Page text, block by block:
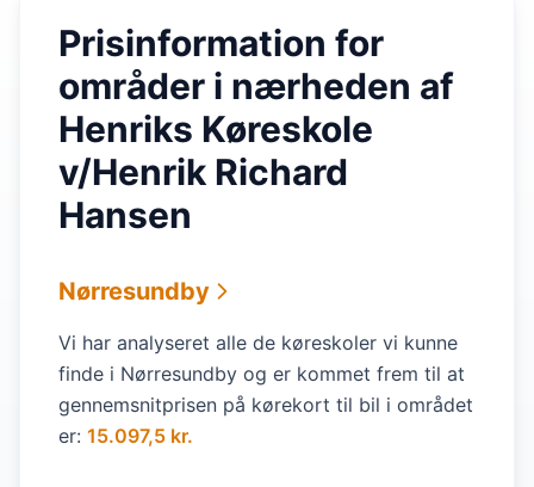
Prisinformation for
områder i nærheden af
Henriks Køreskole
v/Henrik Richard
Hansen
Nørresundby
Vi har analyseret alle de køreskoler vi kunne
finde i Nørresundby og er kommet frem til at
gennemsnitprisen på kørekort til bil i området
er: 15.097,5 kr.